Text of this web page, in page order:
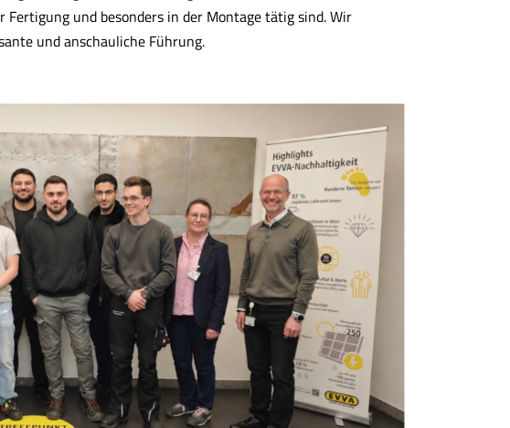
und besonders in der Montage tätig sind. Wir
und anschauliche Führung.